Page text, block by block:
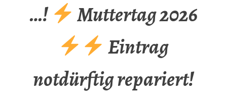
…!
Muttertag 2026
Eintrag
notdürftig repariert!